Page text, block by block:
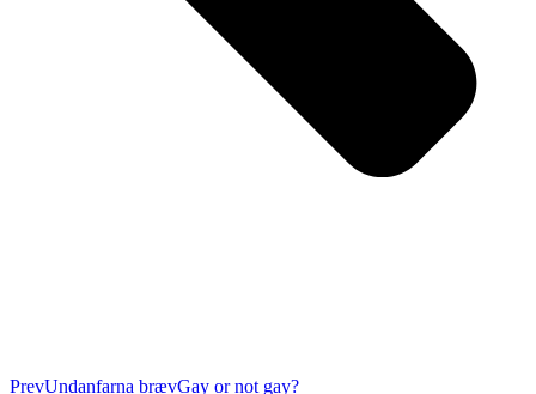
PrevUndanfarna brævGay or not gay?